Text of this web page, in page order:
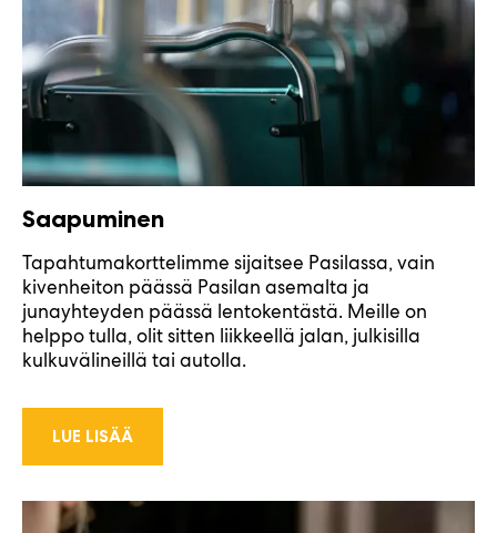
Saapuminen
Tapahtumakorttelimme sijaitsee Pasilassa, vain
kivenheiton päässä Pasilan asemalta ja
junayhteyden päässä lentokentästä. Meille on
helppo tulla, olit sitten liikkeellä jalan, julkisilla
kulkuvälineillä tai autolla.
LUE LISÄÄ